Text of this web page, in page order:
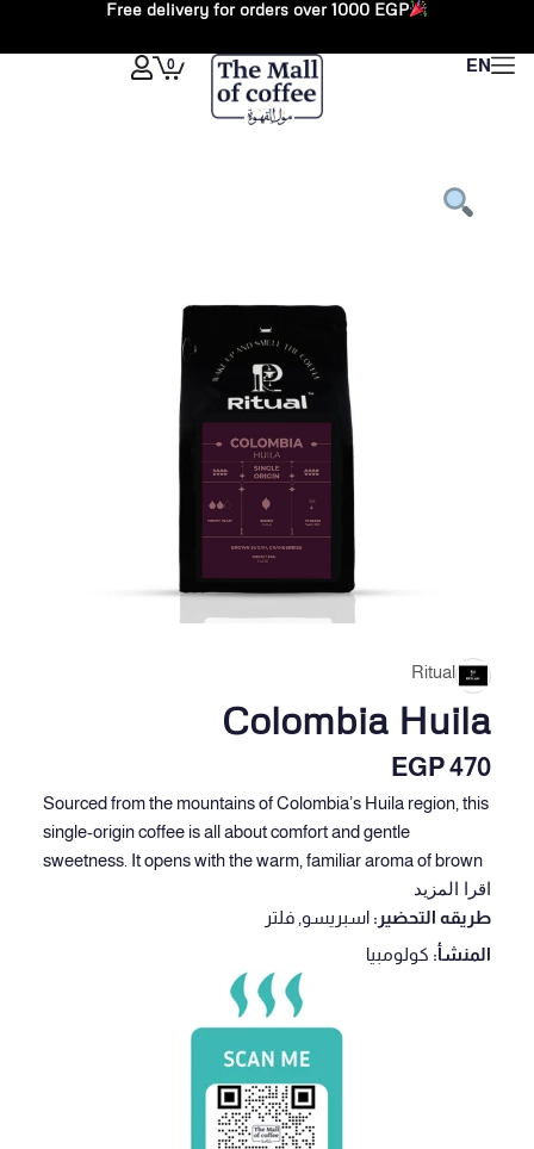
المحتوى
Free delivery for orders over 1000 EGP
EN
0
Cart
Ritual
Colombia Huila
EGP470
Sourced from the mountains of Colombia’s Huila region, this
single-origin coffee is all about comfort and gentle
sweetness. It opens with the warm, familiar aroma of brown
sugar, followed by a bright cranberry acidity that adds a lively
twist. Smooth, balanced, and incredibly easy to enjoy,
Colombia Huila offers a cozy yet vibrant cup. Perfect for
anyone who loves sweet and satisfying coffee experience.
اقرا المزيد
طريقه التحضير: اسبريسو فلتر
المنشأ: كولومبيا